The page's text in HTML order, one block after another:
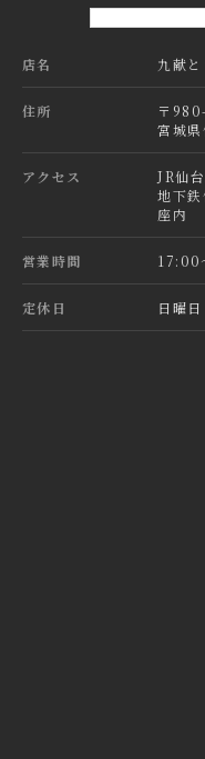
店名 九献と
住所
〒
宮城
アクセス
JR仙
地下
座内
営業時間 17:00
定休日 日曜日